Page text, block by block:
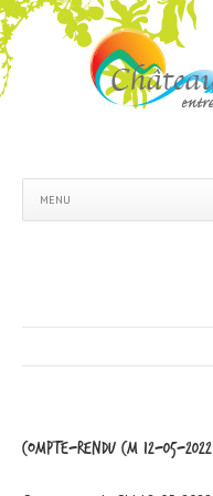
MENU
Compte-rendu CM 12-05-2022